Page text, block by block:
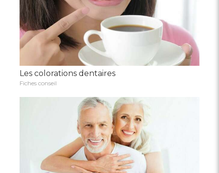
Les colorations dentaires
Fiches conseil